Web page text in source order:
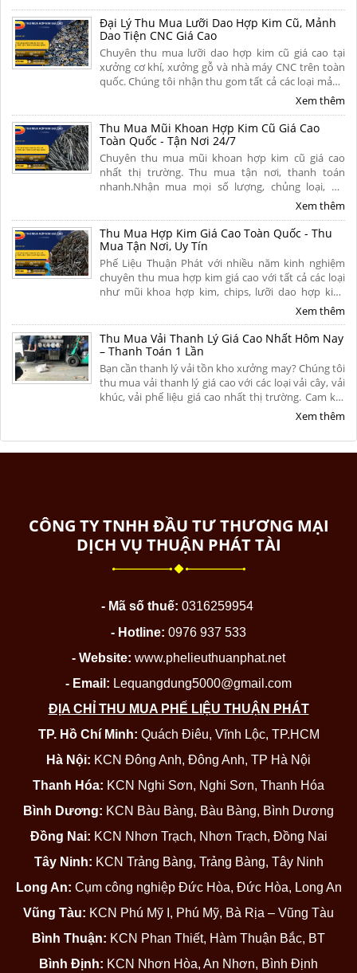
tiết hôm nay!
Đại Lý Thu Mua Lưỡi Dao Hợp Kim Cũ, Mảnh
Dao Tiện CNC Giá Cao
Chuyên thu mua lưỡi dao hợp kim cũ giá cao tại
xưởng cơ khí, xưởng gỗ và nhà máy CNC trên toàn
quốc. Chúng tôi nhận thu gom tất cả các loại mảnh
dao tiện cũ, dao phay ngón carbide, mũi khoan siêu
hoặc hư hỏng. Liên hệ ngay.
Xem thêm
Thu Mua Mũi Khoan Hợp Kim Cũ Giá Cao
Toàn Quốc - Tận Nơi 24/7
Chuyên thu mua mũi khoan hợp kim cũ giá cao
nhất thị trường. Thu mua tận nơi, thanh toán
nhanh.Nhận mua mọi số lượng, chủng loại, hư
hỏng, nứt vỡ từ xưởng cơ khí. Liên hệ ngay để nhận
Xem thêm
Thu Mua Hợp Kim Giá Cao Toàn Quốc - Thu
Mua Tận Nơi, Uy Tín
Phế Liệu Thuận Phát với nhiều năm kinh nghiệm
chuyên thu mua hợp kim giá cao với tất cả các loại
như mũi khoa hợp kim, chips, lưỡi dao hợp kim,
khuôn hợp kim.... Thu mua tận nơi, uy tín, chuyên
Xem thêm
Thu Mua Vải Thanh Lý Giá Cao Nhất Hôm Nay
– Thanh Toán 1 Lần
Bạn cần thanh lý vải tồn kho xưởng may? Chúng tôi
thu mua vải thanh lý giá cao với các loại vải cây, vải
khúc, vải phế liệu giá cao nhất thị trường. Cam kết
thu mua tận nơi, bốc xếp nhanh, hoa hồng cao.
Xem thêm
CÔNG TY TNHH ĐẦU TƯ THƯƠNG MẠI
DỊCH VỤ THUẬN PHÁT TÀI
- Mã số thuế: 0316259954
- Hotline: 0976 937 533
- Website: www.phelieuthuanphat.net
- Email: Lequangdung5000@gmail.com
ĐỊA CHỈ THU MUA PHẾ LIỆU THUẬN PHÁT
TP. Hồ Chí Minh: Quách Điêu, Vĩnh Lộc, TP.HCM
Hà Nội: KCN Đông Anh, Đông Anh, TP Hà Nội
Thanh Hóa: KCN Nghi Sơn, Nghi Sơn, Thanh Hóa
Bình Dương: KCN Bàu Bàng, Bàu Bàng, Bình Dương
Đồng Nai: KCN Nhơn Trạch, Nhơn Trạch, Đồng Nai
Tây Ninh: KCN Trảng Bàng, Trảng Bàng, Tây Ninh
Long An: Cụm công nghiệp Đức Hòa, Đức Hòa, Long An
Vũng Tàu: KCN Phú Mỹ I, Phú Mỹ, Bà Rịa – Vũng Tàu
Bình Thuận: KCN Phan Thiết, Hàm Thuận Bắc, BT
Bình Định: KCN Nhơn Hòa, An Nhơn, Bình Định